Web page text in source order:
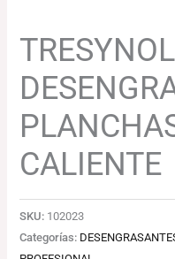
CALIENTE
SKU: 102023
Categorías: